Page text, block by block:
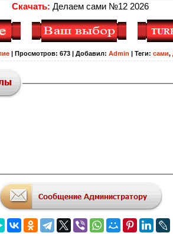
Скачать: Делаем сами №12 2026
Просмотров: 673 Добавил: Admin Теги: сами,